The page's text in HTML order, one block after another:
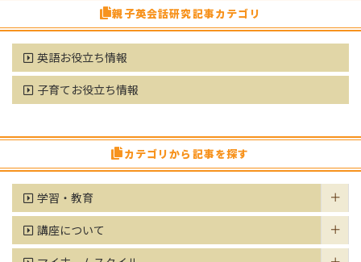
親子英会話研究記事カテゴリ
英語お役立ち情報
子育てお役立ち情報
カテゴリから記事を探す
学習・教育
講座について